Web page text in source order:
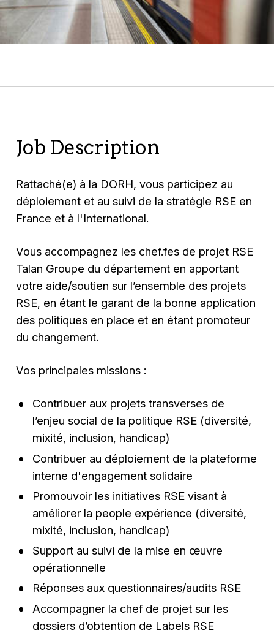
Job Description
Rattaché(e) à la DORH, vous participez au
déploiement et au suivi de la stratégie RSE en
France et à l'International.
Vous accompagnez les chef.fes de projet RSE
Talan Groupe du département en apportant
votre aide/soutien sur l’ensemble des projets
RSE, en étant le garant de la bonne application
des politiques en place et en étant promoteur
du changement.
Vos principales missions :
Contribuer aux projets transverses de
l’enjeu social de la politique RSE (diversité,
mixité, inclusion, handicap)
Contribuer au déploiement de la plateforme
interne d'engagement solidaire
Promouvoir les initiatives RSE visant à
améliorer la people expérience (diversité,
mixité, inclusion, handicap)
Support au suivi de la mise en œuvre
opérationnelle
Réponses aux questionnaires/audits RSE
Accompagner la chef de projet sur les
dossiers d’obtention de Labels RSE